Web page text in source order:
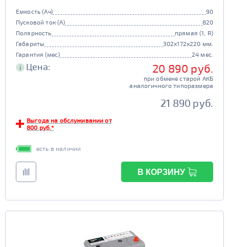
Емкость (Ач)
90
Пусковой ток (А)
820
Полярность
прямая (1, R)
Габариты
302x172x220 мм.
Гарантия (мес)
24 мес.
i Цена: 20 890 руб.
при обмене старой АКБ
аналогичного типоразмера
21 890 руб.
Выгода на обслуживании от
800 руб.*
есть в наличии
В КОРЗИНУ